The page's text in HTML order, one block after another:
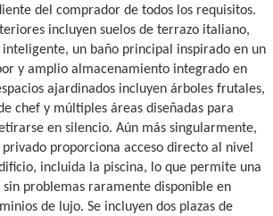
del comprador de todos los requisitos.
incluyen suelos de terrazo italiano,
un baño principal inspirado en un
y amplio almacenamiento integrado en
ajardinados incluyen árboles frutales,
chef y múltiples áreas diseñadas para
en silencio. Aún más singularmente,
proporciona acceso directo al nivel
incluida la piscina, lo que permite una
problemas raramente disponible en
de lujo. Se incluyen dos plazas de